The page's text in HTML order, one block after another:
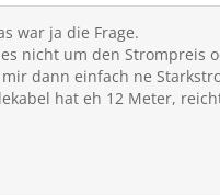
war ja die Frage.
nicht um den Strompreis
mir dann einfach ne
hat eh 12 Meter,